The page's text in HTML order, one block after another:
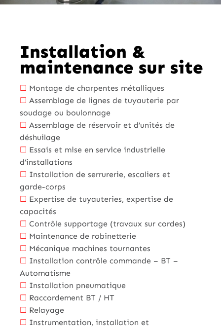
Installation &
maintenance sur site
☐ Montage de charpentes métalliques
☐ Assemblage de lignes de tuyauterie par
soudage ou boulonnage
☐ Assemblage de réservoir et d’unités de
déshuilage
☐ Essais et mise en service industrielle
d’installations
☐ Installation de serrurerie, escaliers et
garde-corps
☐ Expertise de tuyauteries, expertise de
capacités
☐ Contrôle supportage (travaux sur cordes)
☐ Maintenance de robinetterie
☐ Mécanique machines tournantes
☐ Installation contrôle commande – BT –
Automatisme
☐ Installation pneumatique
☐ Raccordement BT / HT
☐ Relayage
☐ Instrumentation, installation et